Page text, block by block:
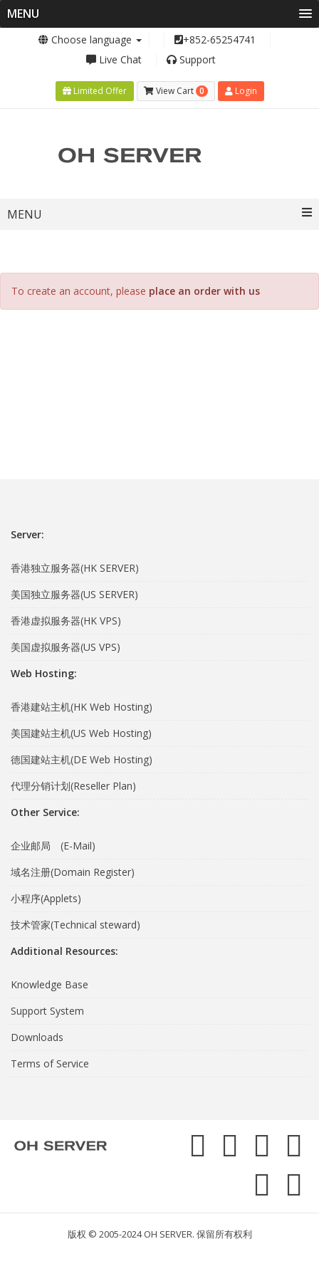
MENU
Choose language
+852-65254741
Live Chat
Support
Limited Offer View Cart 0 Login
MENU
To create an account, please place an order with us
Server:
香港独立服务器(HK SERVER)
美国独立服务器(US SERVER)
香港虚拟服务器(HK VPS)
美国虚拟服务器(US VPS)
Web Hosting:
香港建站主机(HK Web Hosting)
美国建站主机(US Web Hosting)
德国建站主机(DE Web Hosting)
代理分销计划(Reseller Plan)
Other Service:
企业邮局 (E-Mail)
域名注册(Domain Register)
小程序(Applets)
技术管家(Technical steward)
Additional Resources:
Knowledge Base
Support System
Downloads
Terms of Service
版权 © 2005-2024 OH SERVER. 保留所有权利